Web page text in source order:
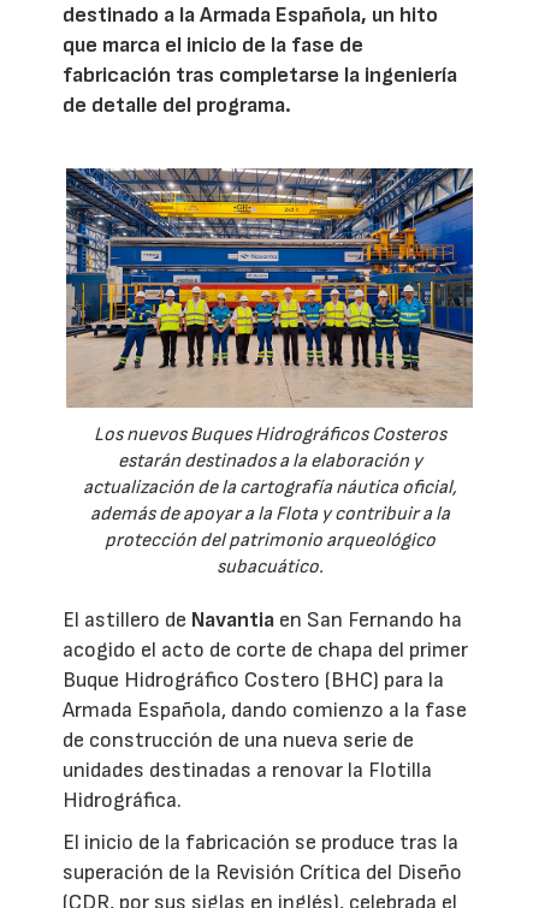
destinado a la Armada Española, un hito
que marca el inicio de la fase de
fabricación tras completarse la ingeniería
de detalle del programa.
Los nuevos Buques Hidrográficos Costeros
estarán destinados a la elaboración y
actualización de la cartografía náutica oficial,
además de apoyar a la Flota y contribuir a la
protección del patrimonio arqueológico
subacuático.
El astillero de Navantia en San Fernando ha
acogido el acto de corte de chapa del primer
Buque Hidrográfico Costero (BHC) para la
Armada Española, dando comienzo a la fase
de construcción de una nueva serie de
unidades destinadas a renovar la Flotilla
Hidrográfica.
El inicio de la fabricación se produce tras la
superación de la Revisión Crítica del Diseño
(CDR, por sus siglas en inglés), celebrada el